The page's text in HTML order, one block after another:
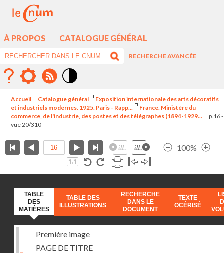
À PROPOS CATALOGUE GÉNÉRAL
RECHERCHE AVANCÉE
élévé
Accueil Catalogue général
Exposition internationale des arts décoratifs
et industriels modernes. 1925. Paris - Rapp...
France. Ministère du
commerce, de l'industrie, des postes et des télégraphes (1894-1929...
p.16 -
vue 20/310
100%
TABLE
DES
MATIÈRES
TABLE DES
ILLUSTRATIONS
RECHERCHE
DANS LE
DOCUMENT
TEXTE
OCÉRISÉ
Première image
PAGE DE TITRE